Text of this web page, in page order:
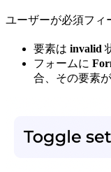
ユーザーが必須フィ
要素は invalid
フォームに
合、その要素